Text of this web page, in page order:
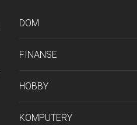
DOM
FINANSE
HOBBY
KOMPUTERY